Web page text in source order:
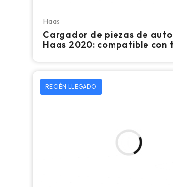
Haas
Cargador de piezas de
Haas 2020: compatible con
RECIÉN LLEGADO